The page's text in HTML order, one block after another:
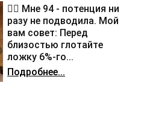
❤️‍🔥 Мне 94 - потенция ни
разу не подводила. Мой
вам совет: Перед
близостью глотайте
ложку 6%-го...
Подробнее...